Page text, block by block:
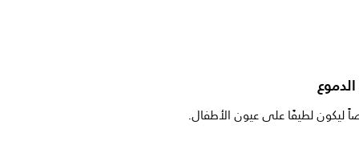
ليكون لطيفًا على عيون الأطفال.